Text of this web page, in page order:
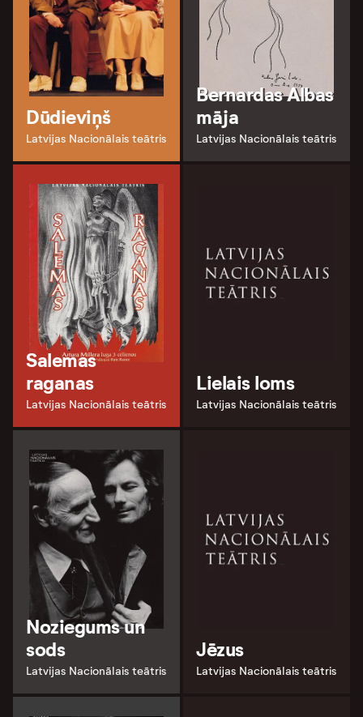
Dūdieviņš
Latvijas Nacionālais teātris
Bernardas Albas
māja
Latvijas Nacionālais teātris
Salemas
raganas
Latvijas Nacionālais teātris
Lielais loms
Latvijas Nacionālais teātris
Noziegums un
sods
Latvijas Nacionālais teātris
Jēzus
Latvijas Nacionālais teātris